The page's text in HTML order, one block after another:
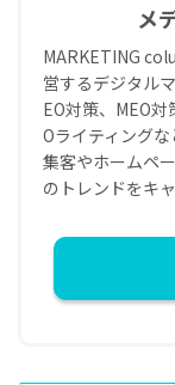
メ
MARKETING
営するデジタル
EO対策、MEO
Oライティングな
集客やホームペ
のトレンドをキ